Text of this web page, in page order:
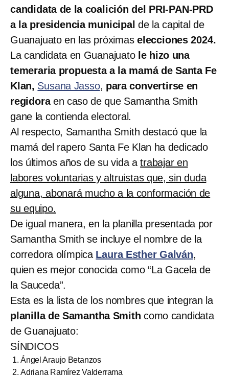
candidata de la coalición del PRI-PAN-PRD
a la presidencia municipal de la capital de
Guanajuato en las próximaselecciones 2024.
La candidata en Guanajuatole hizo una
temeraria propuesta a la mamá de Santa Fe
Klan, Susana Jasso, para convertirse en
regidoraen caso de que Samantha Smith
gane la contienda electoral.
Al respecto, Samantha Smith destacó que la
mamá del rapero Santa Fe Klan ha dedicado
los últimos años de su vida atrabajar en
labores voluntarias y altruistas que, sin duda
alguna, abonará mucho a la conformación de
su equipo.
De igual manera, en la planilla presentada por
Samantha Smith se incluye el nombre de la
corredora olímpica Laura Esther Galván,
quien es mejor conocida como “La Gacela de
la Sauceda”.
Esta es la lista de los nombres que integran la
planilla de Samantha Smith como candidata
de Guanajuato:
SÍNDICOS
Ángel Araujo Betanzos
Adriana Ramírez Valderrama